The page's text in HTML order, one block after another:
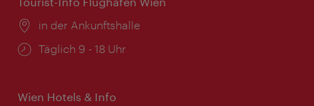
Ort:
in der Ankunftshalle
Öffnungszeiten:
Täglich 9 - 18 Uhr
Wien Hotels & Info